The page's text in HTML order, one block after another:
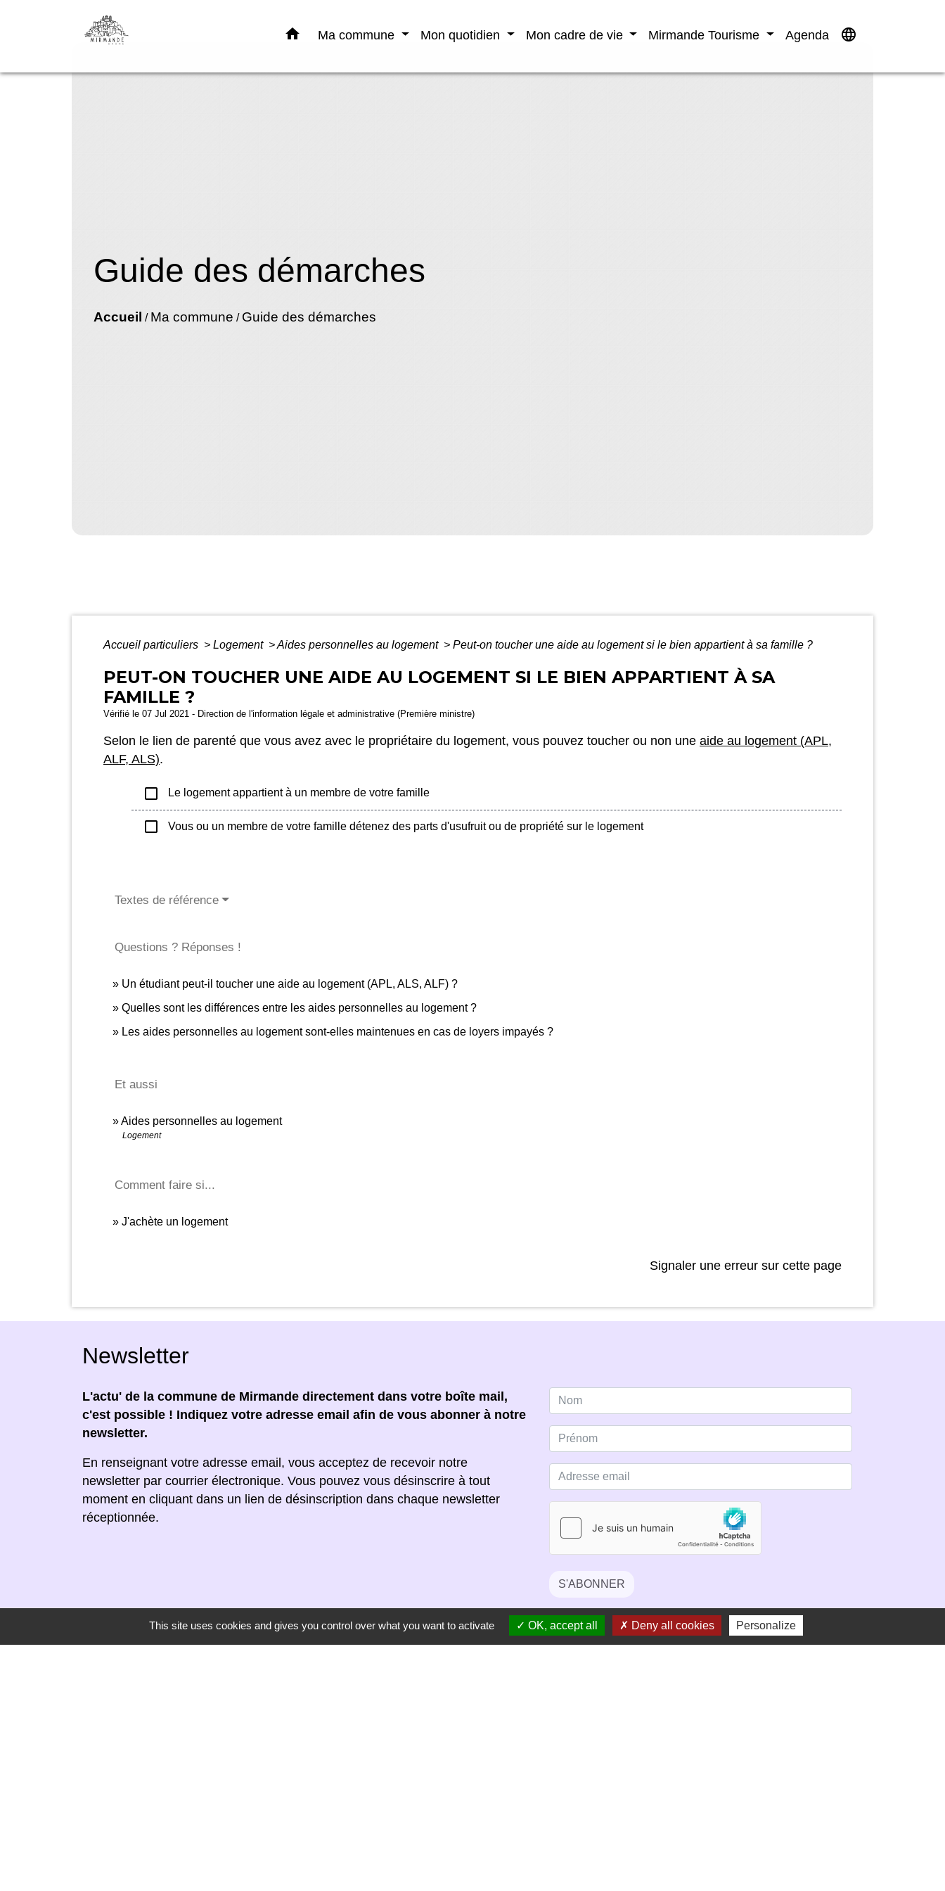
home Ma commune Mon quotidien Mon cadre de vie Mirmande Tourisme Agenda language
Guide des démarches
Accueil / Ma commune / Guide des démarches
Accueil particuliers > Logement >Aides personnelles au logement > Peut-on toucher une aide au logement si le bien appartient à sa famille ?
PEUT-ON TOUCHER UNE AIDE AU LOGEMENT SI LE BIEN APPARTIENT À SA
FAMILLE ?
Vérifié le 07 Jul 2021 - Direction de l'information légale et administrative (Première ministre)
Selon le lien de parenté que vous avez avec le propriétaire du logement, vous pouvez toucher ou non une aide au logement (APL,
ALF, ALS).
check_box_outline_blank Le logement appartient à un membre de votre famille
check_box_outline_blank Vous ou un membre de votre famille détenez des parts d'usufruit ou de propriété sur le logement
Textes de référence
Questions ? Réponses !
Un étudiant peut-il toucher une aide au logement (APL, ALS, ALF) ?
Quelles sont les différences entre les aides personnelles au logement ?
Les aides personnelles au logement sont-elles maintenues en cas de loyers impayés ?
Et aussi
Aides personnelles au logement
Logement
Comment faire si...
J'achète un logement
Signaler une erreur sur cette page
Newsletter
L'actu' de la commune de Mirmande directement dans votre boîte mail,
c'est possible ! Indiquez votre adresse email afin de vous abonner à notre
newsletter.
En renseignant votre adresse email, vous acceptez de recevoir notre
newsletter par courrier électronique. Vous pouvez vous désinscrire à tout
moment en cliquant dans un lien de désinscription dans chaque newsletter
réceptionnée.
S'ABONNER
This site uses cookies and gives you control over what you want to activate OK, accept all Deny all cookies Personalize